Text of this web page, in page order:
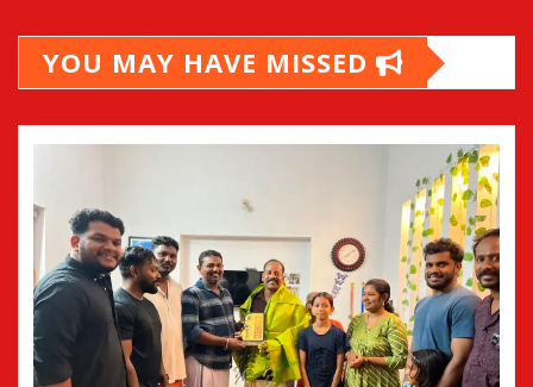
YOU MAY HAVE MISSED